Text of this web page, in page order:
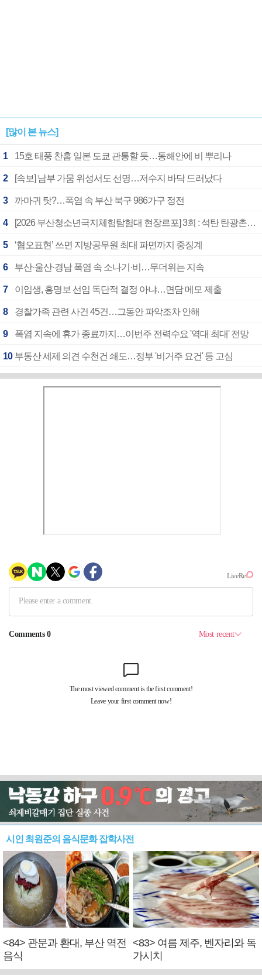
[많이 본 뉴스]
1 15호 태풍 찬홈 일본 도쿄 관통할 듯…동해안에 비 뿌리나
2 [속보] 남부 가뭄 위성서도 선명…저수지 바닥 드러났다
3 까마귀 탓?…폭염 속 부산 북구 986가구 정전
4 [2026 부산청소년극지체험탐험대 현장르포] 3회 : 석탄 탄광촌에서 북극 연구의 중심지로
5 ‘혐오표현’ 쓰면 지방공무원 최대 파면까지 중징계
6 부산·울산·경남 폭염 속 소나기·비…무더위는 지속
7 이임생, 홍명보 선임 독단적 결정 아냐…면담 메모 제출
8 경찰가족 관련 사건 45건…그동안 파악조차 안해
9 폭염 지속에 휴가 종료까지…이번주 전력수요 '역대 최대' 전망
10 부동산 세제 의견 수천건 쇄도…정부 '비거주 요건' 등 고심
시인 최원준의 음식문화 잡학사전
<84> 관문과 환대, 부산 역전
음식
<83> 여름 제주, 벤자리와 독
가시치